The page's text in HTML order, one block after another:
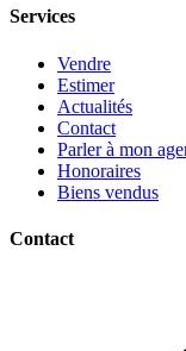
Services
Vendre
Estimer
Actualités
Contact
Parler à mon
Honoraires
Biens vendus
Contact